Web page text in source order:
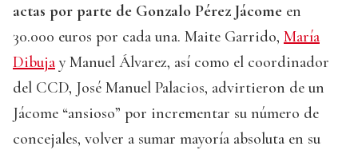
actas por parte de Gonzalo Pérez Jácome en
30.000 euros por cada una. Maite Garrido, María
Dibuja y Manuel Álvarez, así como el coordinador
del CCD, José Manuel Palacios, advirtieron de un
Jácome “ansioso” por incrementar su número de
concejales, volver a sumar mayoría absoluta en su